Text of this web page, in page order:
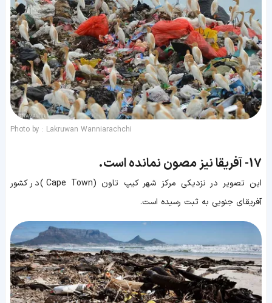
Photo by : Lakruwan Wanniarachchi
17- آفریقا نیز مصون نمانده است.
این تصویر در نزدیکی مرکز شهر کیپ تاون (Cape Town) در کشور
آفریقای جنوبی به ثبت رسیده است.